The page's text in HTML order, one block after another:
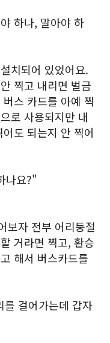
하나, 말아야 하
치되어 있었어요.
찍고 내리면 벌금
스 카드를 아예 찍
로 사용되지만 내
도 되는지 안 찍어
나요?"
보자 전부 어리둥절
거라면 찍고, 환승
해서 버스카드를
를 걸어가는데 갑자